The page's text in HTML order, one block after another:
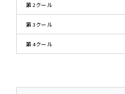
第2クール
第3クール
第4クール